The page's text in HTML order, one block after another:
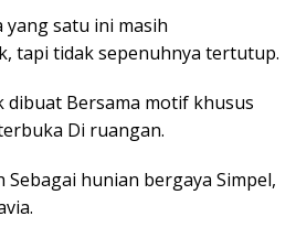
satu ini masih
tapi tidak sepenuhnya tertutup.
dibuat Bersama motif khusus
Di ruangan.
hunian bergaya Simpel,